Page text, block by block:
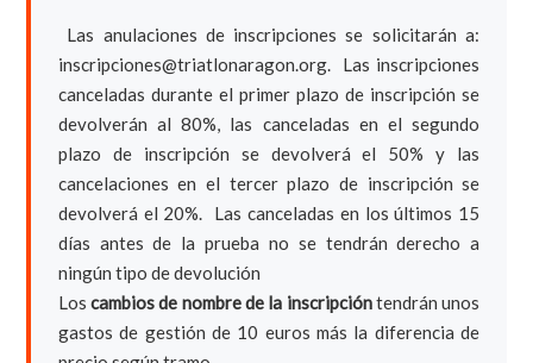
Las anulaciones de inscripciones se solicitarán a:
inscripciones@triatlonaragon.org. Las inscripciones
canceladas durante el primer plazo de inscripción se
devolverán al 80%, las canceladas en el segundo
plazo de inscripción se devolverá el 50% y las
cancelaciones en el tercer plazo de inscripción se
devolverá el 20%. Las canceladas en los últimos 15
días antes de la prueba no se tendrán derecho a
ningún tipo de devolución
Loscambios de nombre de la inscripcióntendrán unos
gastos de gestión de 10 euros más la diferencia de